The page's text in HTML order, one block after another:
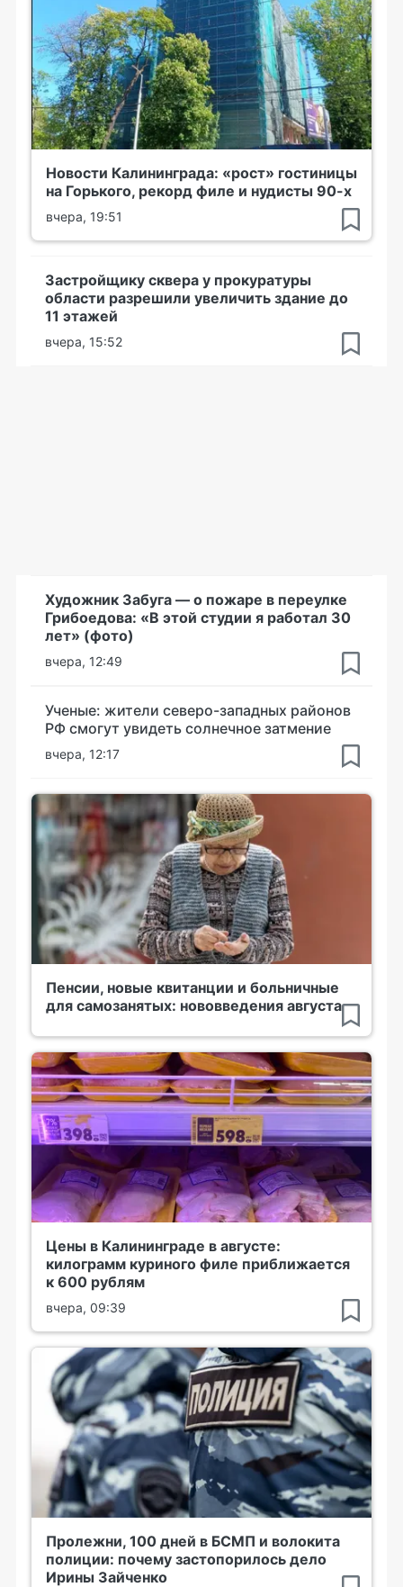
Новости Калининграда: «рост» гостиницы
на Горького, рекорд филе и нудисты 90-х
вчера, 19:51
Застройщику сквера у прокуратуры
области разрешили увеличить здание до
11 этажей
вчера, 15:52
Художник Забуга — о пожаре в переулке
Грибоедова: «В этой студии я работал 30
лет» (фото)
вчера, 12:49
Ученые: жители северо-западных районов
РФ смогут увидеть солнечное затмение
вчера, 12:17
Пенсии, новые квитанции и больничные
для самозанятых: нововведения августа
Цены в Калининграде в августе:
килограмм куриного филе приближается
к 600 рублям
вчера, 09:39
Пролежни, 100 дней в БСМП и волокита
полиции: почему застопорилось дело
Ирины Зайченко